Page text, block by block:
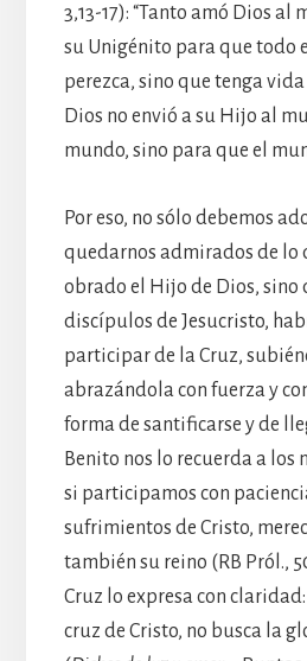
3,13-17): “Tanto amó Dios al
su Unigénito para que todo
perezca, sino que tenga
Dios no envió a su Hijo al
mundo, sino para que el
Por eso, no sólo debemos
quedarnos admirados de lo
obrado el Hijo de Dios, sino
discípulos de Jesucristo,
participar de la Cruz,
abrazándola con fuerza y
forma de santificarse y de
Benito nos lo recuerda a los
si participamos con
sufrimientos de Cristo,
también su reino (RB Pról.,
Cruz lo expresa con
cruz de Cristo, no busca la